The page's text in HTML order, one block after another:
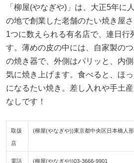
「柳屋(やなぎや)」は、大正5年に
の地で創業した老舗のたい焼き屋
1つに数えられる有名店で、連日行
す。薄めの皮の中には、自家製の
の焼き器で、外側はパリッと、内
気に焼き上げます。食べると、ほ
になるたい焼き。差し入れや手土
なしです！
取扱
店
(柳屋(やなぎや))東京都中央区日本橋人
電話 (柳屋(やなぎや))03-3666-9901